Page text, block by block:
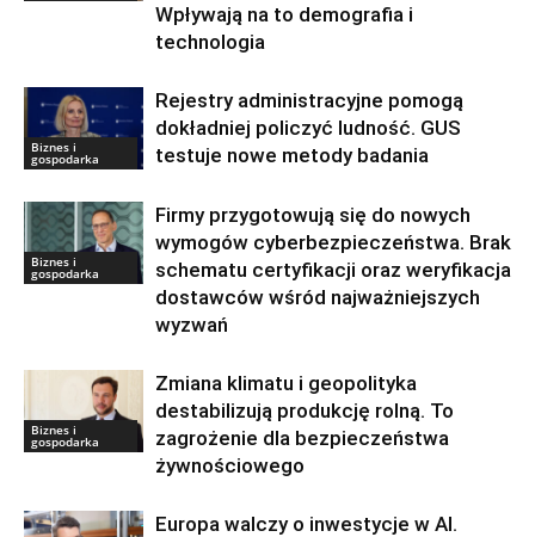
Wpływają na to demografia i
technologia
Biznes i
gospodarka
Rejestry administracyjne pomogą
dokładniej policzyć ludność. GUS
testuje nowe metody badania
Biznes i
gospodarka
Firmy przygotowują się do nowych
wymogów cyberbezpieczeństwa. Brak
schematu certyfikacji oraz weryfikacja
dostawców wśród najważniejszych
wyzwań
Biznes i
gospodarka
Zmiana klimatu i geopolityka
destabilizują produkcję rolną. To
zagrożenie dla bezpieczeństwa
żywnościowego
Europa walczy o inwestycje w AI.